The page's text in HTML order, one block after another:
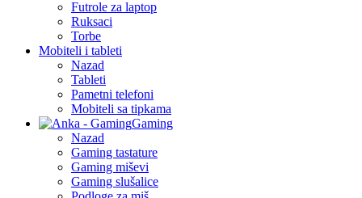
Futrole za laptop
Ruksaci
Torbe
Mobiteli i tableti
Nazad
Tableti
Pametni telefoni
Mobiteli sa tipkama
Gaming
Nazad
Gaming tastature
Gaming miševi
Gaming slušalice